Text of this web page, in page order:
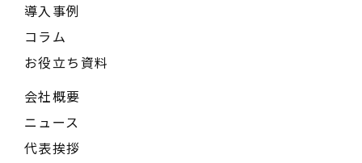
導入事例
コラム
お役立ち資料
会社概要
ニュース
代表挨拶